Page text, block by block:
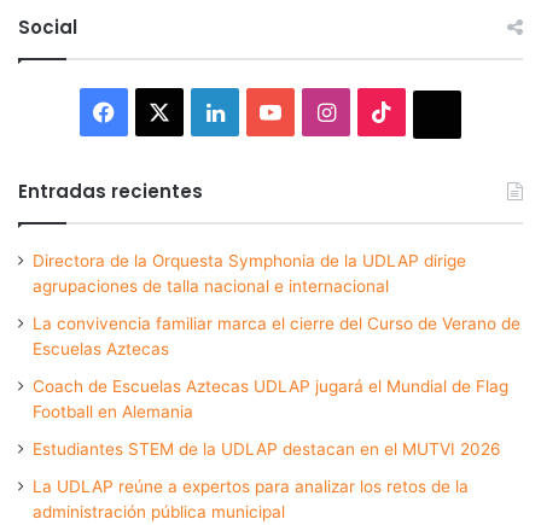
Social
Facebook LinkedInYouTubeInstagram
Entradas recientes
Directora de la Orquesta Symphonia de la UDLAP dirige
agrupaciones de talla nacional e internacional
La convivencia familiar marca el cierre del Curso de Verano de
Escuelas Aztecas
Coach de Escuelas Aztecas UDLAP jugará el Mundial de Flag
Football en Alemania
Estudiantes STEM de la UDLAP destacan en el MUTVI 2026
La UDLAP reúne a expertos para analizar los retos de la
administración pública municipal